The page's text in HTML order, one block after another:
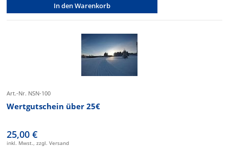
In den Warenkorb
Art.-Nr. NSN-100
Wertgutschein über 25€
25,00 €
inkl. Mwst., zzgl. Versand